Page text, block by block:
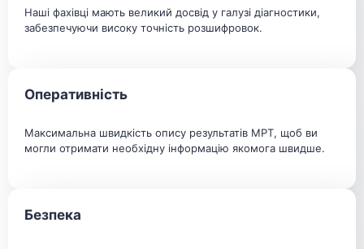
Наші фахівці мають великий досвід у галузі діагностики,
забезпечуючи високу точність розшифровок.
Оперативність
Максимальна швидкість опису результатів МРТ, щоб ви
могли отримати необхідну інформацію якомога швидше.
Безпека